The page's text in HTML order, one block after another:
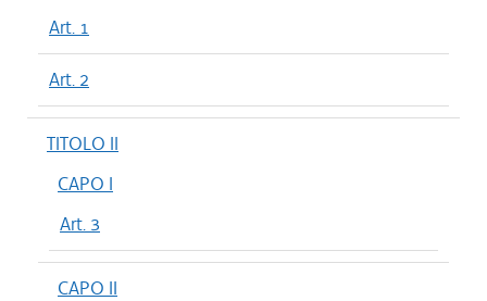
Art. 1
Art. 2
TITOLO II
CAPO I
Art. 3
CAPO II